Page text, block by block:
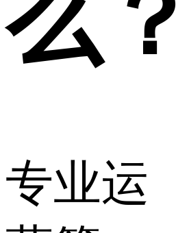
么？
专业运